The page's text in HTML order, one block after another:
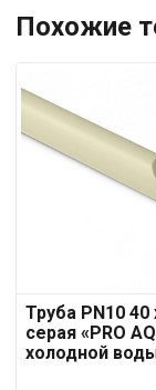
Похожие
Труба PN10 40
серая «PRO
холодной